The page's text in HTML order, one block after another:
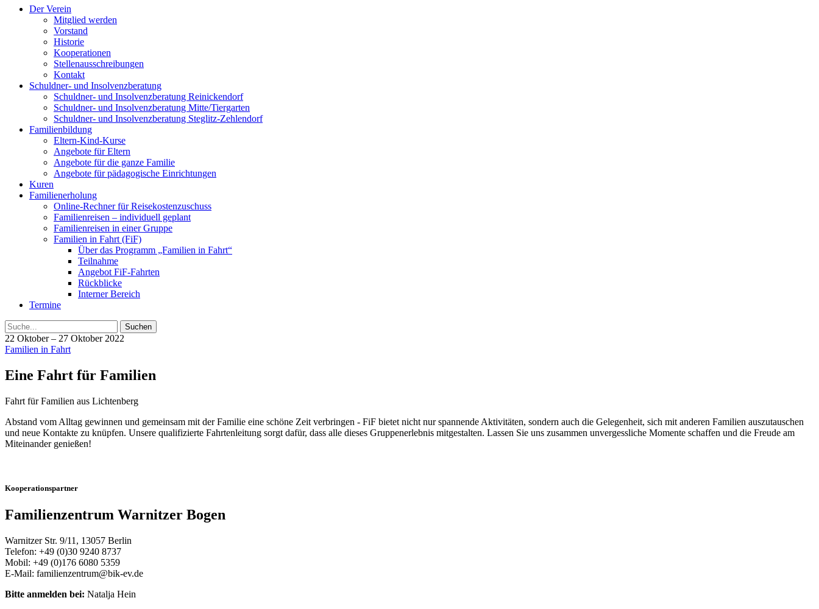
Der Verein
Mitglied werden
Vorstand
Historie
Kooperationen
Stellenausschreibungen
Kontakt
Schuldner- und Insolvenzberatung
Schuldner- und Insolvenzberatung Reinickendorf
Schuldner- und Insolvenzberatung Mitte/Tiergarten
Schuldner- und Insolvenzberatung Steglitz-Zehlendorf
Familienbildung
Eltern-Kind-Kurse
Angebote für Eltern
Angebote für die ganze Familie
Angebote für pädagogische Einrichtungen
Kuren
Familienerholung
Online-Rechner für Reisekostenzuschuss
Familienreisen – individuell geplant
Familienreisen in einer Gruppe
Familien in Fahrt (FiF)
Über das Programm „Familien in Fahrt“
Teilnahme
Angebot FiF-Fahrten
Rückblicke
Interner Bereich
Termine
Suche
22 Oktober – 27 Oktober 2022
Familien in Fahrt
Eine Fahrt für Familien
Fahrt für Familien aus Lichtenberg
Abstand vom Alltag gewinnen und gemeinsam mit der Familie eine schöne Zeit verbringen - FiF bietet nicht nur spannende Aktivitäten, sondern auch die Gelegenheit, sich mit anderen Familien auszutauschen
und neue Kontakte zu knüpfen. Unsere qualifizierte Fahrtenleitung sorgt dafür, dass alle dieses Gruppenerlebnis mitgestalten. Lassen Sie uns zusammen unvergessliche Momente schaffen und die Freude am
Miteinander genießen!
Kooperationspartner
Familienzentrum Warnitzer Bogen
Warnitzer Str. 9/11, 13057 Berlin
Telefon: +49 (0)30 9240 8737
Mobil: +49 (0)176 6080 5359
E-Mail: familienzentrum@bik-ev.de
Bitte anmelden bei: Natalja Hein